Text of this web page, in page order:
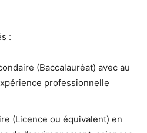
:
(Baccalauréat) avec au
professionnelle
(Licence ou équivalent) en